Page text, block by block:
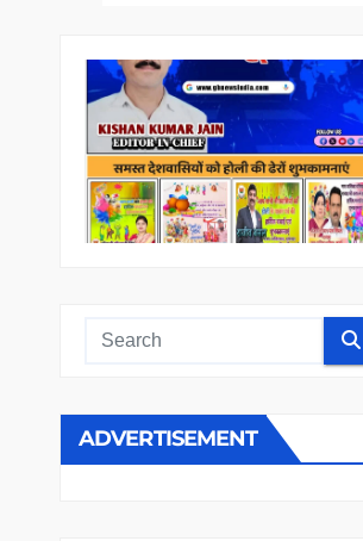
ADVERTISEMENT